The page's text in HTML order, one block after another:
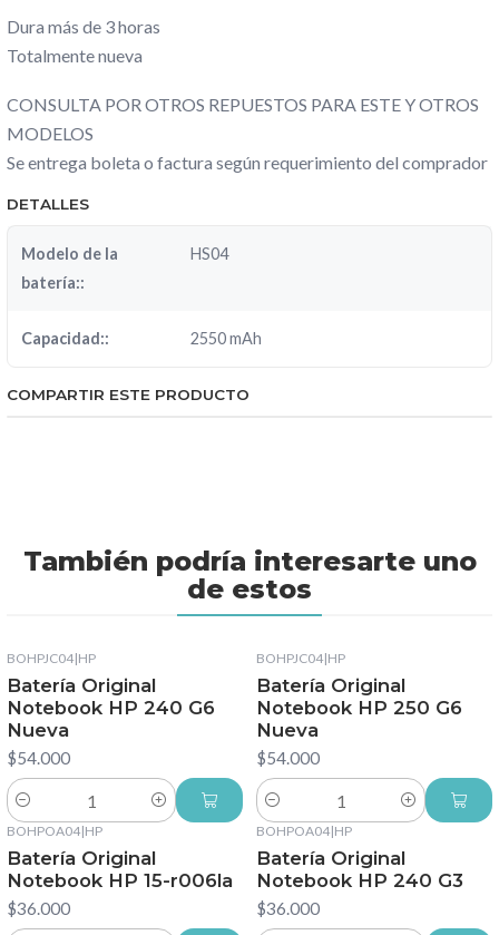
Dura más de 3 horas
Totalmente nueva
CONSULTA POR OTROS REPUESTOS PARA ESTE Y OTROS
MODELOS
Se entrega boleta o factura según requerimiento del comprador
DETALLES
Modelo de la
batería::
HS04
Capacidad:: 2550 mAh
COMPARTIR ESTE PRODUCTO
También podría interesarte uno
de estos
BOHPJC04|HP
Batería Original
Notebook HP 240 G6
Nueva
$54.000
Cantidad
BOHPJC04|HP
Batería Original
Notebook HP 250 G6
Nueva
$54.000
Cantidad
BOHPOA04|HP
Batería Original
Notebook HP 15-r006la
$36.000
BOHPOA04|HP
Batería Original
Notebook HP 240 G3
$36.000